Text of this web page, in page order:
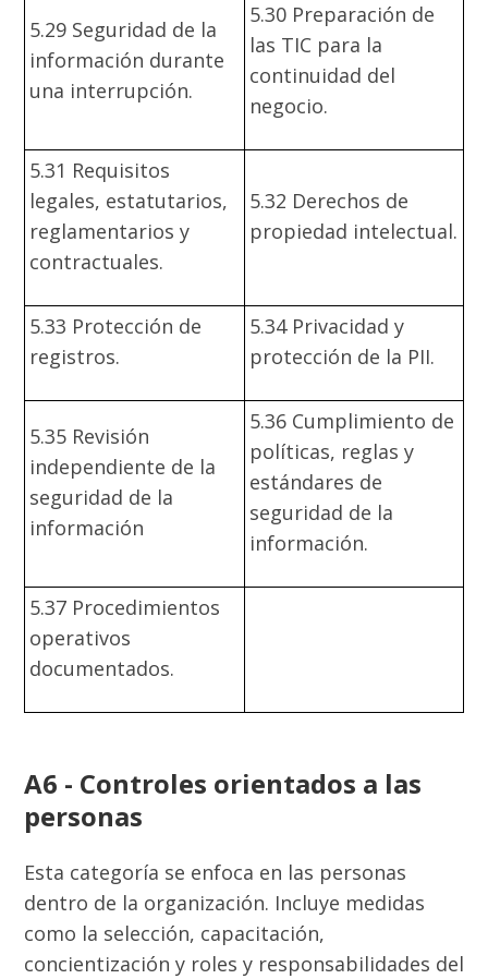
5.29 Seguridad de la
información durante
una interrupción.
5.30 Preparación de
las TIC para la
continuidad del
negocio.
5.31 Requisitos
legales, estatutarios,
reglamentarios y
contractuales.
5.32 Derechos de
propiedad intelectual.
5.33 Protección de
registros.
5.34 Privacidad y
protección de la PII.
5.35 Revisión
independiente de la
seguridad de la
información
5.36 Cumplimiento de
políticas, reglas y
estándares de
seguridad de la
información.
5.37 Procedimientos
operativos
documentados.
A6 - Controles orientados a las
personas
Esta categoría se enfoca en las personas
dentro de la organización. Incluye medidas
como la selección, capacitación,
concientización y roles y responsabilidades del